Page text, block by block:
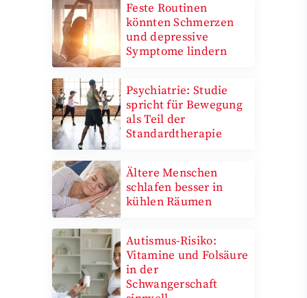
Feste Routinen
könnten Schmerzen
und depressive
Symptome lindern
Psychiatrie: Studie
spricht für Bewegung
als Teil der
Standardtherapie
Ältere Menschen
schlafen besser in
kühlen Räumen
Autismus-Risiko:
Vitamine und Folsäure
in der
Schwangerschaft